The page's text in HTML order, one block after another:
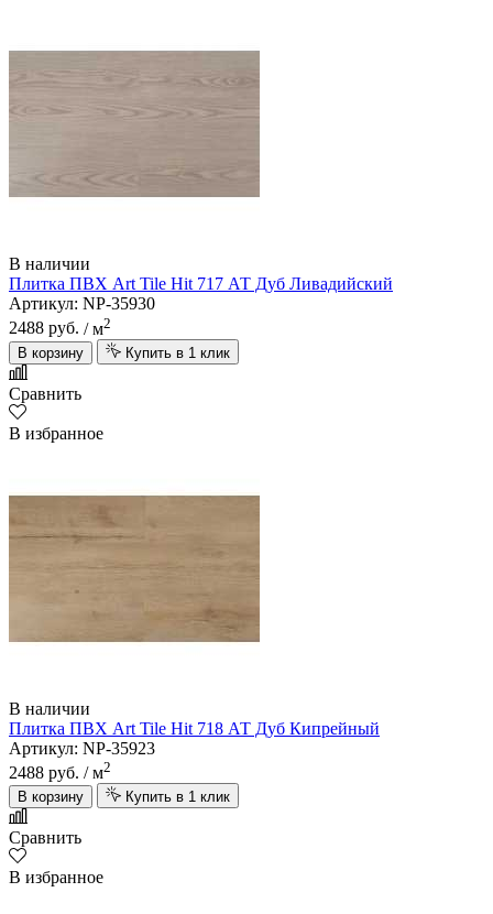
В наличии
Плитка ПВХ Art Tile Hit 717 АТ Дуб Ливадийский
Артикул: NP-35930
2488 руб. / м2
В корзину
Купить в 1 клик
Сравнить
В избранное
В наличии
Плитка ПВХ Art Tile Hit 718 АТ Дуб Кипрейный
Артикул: NP-35923
2488 руб. / м2
В корзину
Купить в 1 клик
Сравнить
В избранное